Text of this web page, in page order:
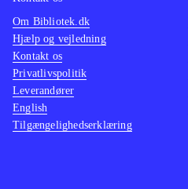
Om Bibliotek.dk
Hjælp og vejledning
Kontakt os
Privatlivspolitik
Leverandører
English
Tilgængelighedserklæring